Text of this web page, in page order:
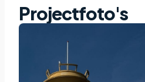
Projectfoto's